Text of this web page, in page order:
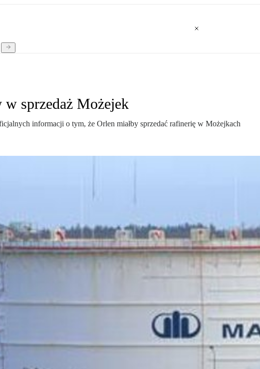
sprzedaż Możejek
informacji o tym, że Orlen miałby sprzedać rafinerię w Możejkach